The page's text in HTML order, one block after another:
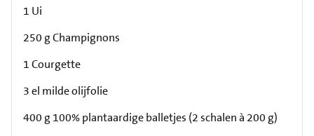
1 Ui
250 g Champignons
1 Courgette
3 el milde olijfolie
400 g 100% plantaardige balletjes (2 schalen à 200 g)